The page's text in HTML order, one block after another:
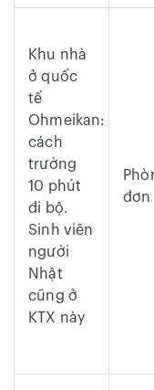
Khu nhà
ở quốc
tế
Ohmeikan:
cách
trường
10 phút
đi bộ.
Sinh viên
người
Nhật
cũng ở
KTX này
đơn